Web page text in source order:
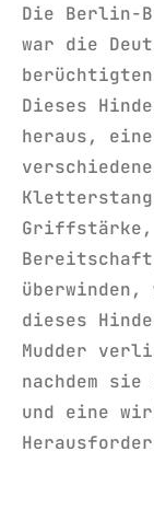
Die Berlin-
war die
Dieses
heraus,
Griffstärke,
dieses
Mudder
nachdem
und eine